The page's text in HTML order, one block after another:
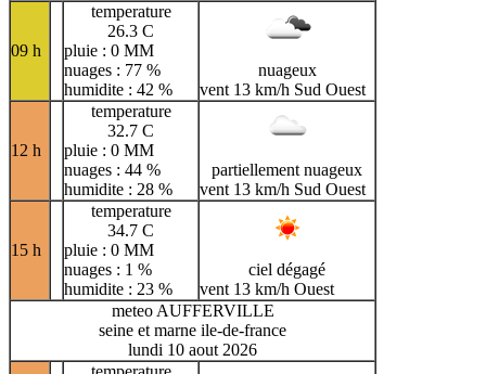
09 h
temperature
26.3 C
pluie : 0 MM
nuages : 77 %
humidite : 42 %
nuageux
vent 13 km/h Sud Ouest
12 h
temperature
32.7 C
pluie : 0 MM
nuages : 44 %
humidite : 28 %
partiellement nuageux
vent 13 km/h Sud Ouest
15 h
temperature
34.7 C
pluie : 0 MM
nuages : 1 %
humidite : 23 %
ciel dégagé
vent 13 km/h Ouest
meteo AUFFERVILLE
seine et marne ile-de-france
lundi 10 aout 2026